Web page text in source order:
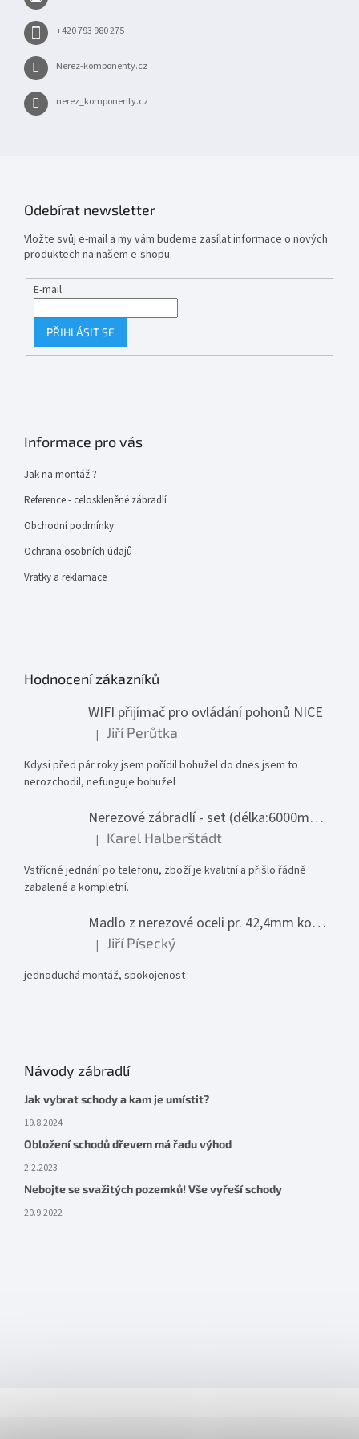
+420 793 980 275
Nerez-komponenty.cz
nerez_komponenty.cz
Odebírat newsletter
Vložte svůj e-mail a my vám budeme zasílat informace o nových
produktech na našem e-shopu.
E-mail
PŘIHLÁSIT SE
Informace pro vás
Jak na montáž ?
Reference - celoskleněné zábradlí
Obchodní podmínky
Ochrana osobních údajů
Vratky a reklamace
Hodnocení zákazníků
WIFI přijímač pro ovládání pohonů NICE
Hodnocení produktu je 1 z 5 hvězdiček.
| Jiří Perůtka
Kdysi před pár roky jsem pořídil bohužel do dnes jsem to
nerozchodil, nefunguje bohužel
Nerezové zábradlí - set (délka:6000mm x výška:1000mm)
Hodnocení produktu je 5 z 5 hvězdiček.
| Karel Halberštádt
Vstřícné jednání po telefonu, zboží je kvalitní a přišlo řádně
zabalené a kompletní.
Madlo z nerezové oceli pr. 42,4mm komplet - model 0116 - 3000mm
Hodnocení produktu je 5 z 5 hvězdiček.
| Jiří Písecký
jednoduchá montáž, spokojenost
Návody zábradlí
Jak vybrat schody a kam je umístit?
19.8.2024
Obložení schodů dřevem má řadu výhod
2.2.2023
Nebojte se svažitých pozemků! Vše vyřeší schody
20.9.2022